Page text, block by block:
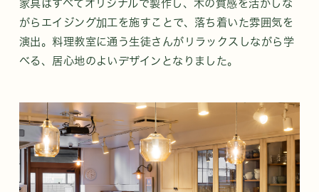
家具はすべてオリジナルで製作し、木の質感を活かしな
がらエイジング加工を施すことで、落ち着いた雰囲気を
演出。料理教室に通う生徒さんがリラックスしながら学
べる、居心地のよいデザインとなりました。